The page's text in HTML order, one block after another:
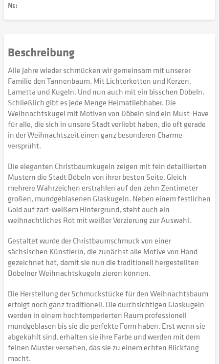
Nr.:
Beschreibung
Alle Jahre wieder schmücken wir gemeinsam mit unserer
Familie den Tannenbaum. Mit Lichterketten und Kerzen,
Lametta und Kugeln. Und nun auch mit ein bisschen Döbeln.
Schließlich gibt es jede Menge Heimatliebhaber. Die
Weihnachtskugel mit Motiven von Döbeln sind ein Must-Have
für alle, die sich in unsere Stadt verliebt haben, die oft gerade
in der Weihnachtszeit einen ganz besonderen Charme
versprüht.
Die eleganten Christbaumkugeln zeigen mit fein detaillierten
Mustern die Stadt Döbeln von ihrer besten Seite. Gleich
mehrere Wahrzeichen erstrahlen auf den zehn Zentimeter
großen, mundgeblasenen Glaskugeln. Neben einem festlichen
Gold auf zart-weißem Hintergrund, steht auch ein
weihnachtliches Rot mit weißer Verzierung zur Auswahl.
Gestaltet wurde der Christbaumschmuck von einer
sächsischen Künstlerin, die zunächst alle Motive von Hand
gezeichnet hat, damit sie nun die traditionell hergestellten
Döbelner Weihnachtskugeln zieren können.
Die Herstellung der Schmuckstücke für den Weihnachtsbaum
erfolgt noch ganz traditionell. Die durchsichtigen Glaskugeln
werden in einem hochtemperierten Raum professionell
mundgeblasen bis sie die perfekte Form haben. Erst wenn sie
abgekühlt sind, erhalten sie ihre Farbe und werden mit dem
feinen Muster versehen, das sie zu einem echten Blickfang
macht.